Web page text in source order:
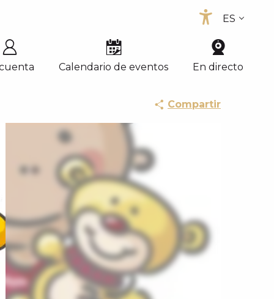
ES
FR
EN
Calendario de eventos En directo
Compartir